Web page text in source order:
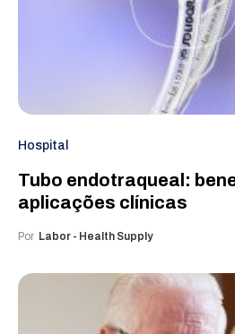
Hospital
Tubo endotraqueal:
aplicações clínicas
Por Labor - Health Supply